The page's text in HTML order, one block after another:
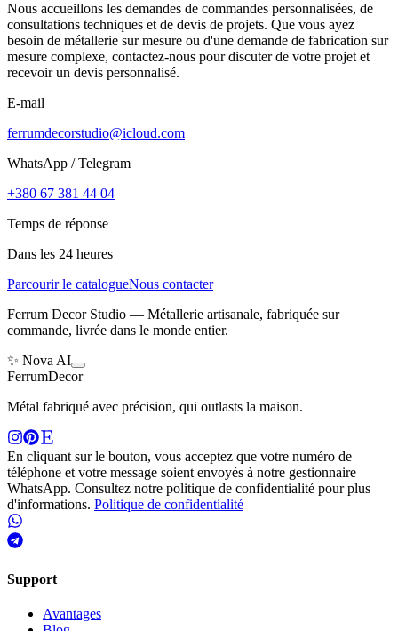
Nous accueillons les demandes de commandes personnalisées, de
consultations techniques et de devis de projets. Que vous ayez
besoin de métallerie sur mesure ou d'une demande de fabrication sur
mesure complexe, contactez-nous pour discuter de votre projet et
recevoir un devis personnalisé.
E-mail
ferrumdecorstudio@icloud.com
WhatsApp / Telegram
+380 67 381 44 04
Temps de réponse
Dans les 24 heures
Parcourir le catalogueNous contacter
Ferrum Decor Studio — Métallerie artisanale, fabriquée sur
commande, livrée dans le monde entier.
✨ Nova AI
FerrumDecor
Métal fabriqué avec précision, qui outlasts la maison.
En cliquant sur le bouton, vous acceptez que votre numéro de
téléphone et votre message soient envoyés à notre gestionnaire
WhatsApp. Consultez notre politique de confidentialité pour plus
d'informations. Politique de confidentialité
Support
Avantages